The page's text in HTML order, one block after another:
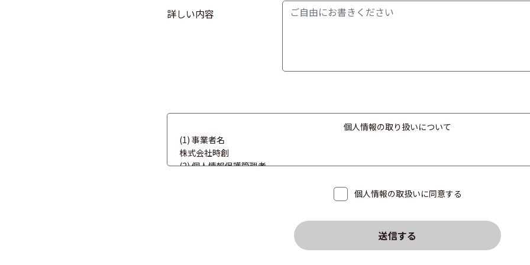
詳しい内容
個人情報の取り扱いについて
(1) 事業者名
株式会社時創
(2) 個人情報保護管理者
提供いただいた個人情報は、お問い合わせ対応および会社案内のためにのみ利用させていただ
法令により認められた例外の場合を除き、本人の同意なく第三者に個人情報を提供することは
個人情報の取扱いに同意する
送信する